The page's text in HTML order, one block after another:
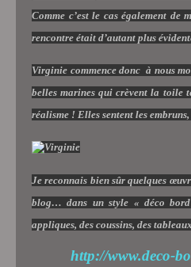
Comme c’est le cas également de
rencontre était d’autant plus
Virginie commence donc à nous
belles marines qui crèvent la toile
réalisme ! Elles sentent les
Je reconnais bien sûr quelques
blog… dans un style « déco
appliques, des coussins, des
http://www.deco-